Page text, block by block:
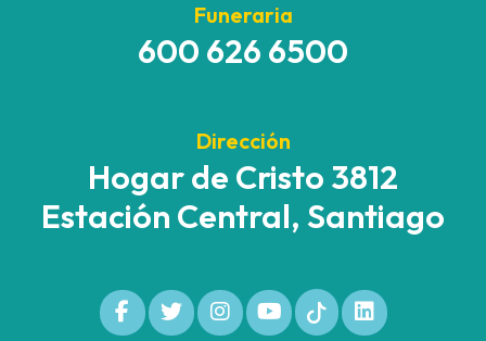
Funeraria
600 626 6500
Dirección
Hogar de Cristo 3812
Estación Central, Santiago